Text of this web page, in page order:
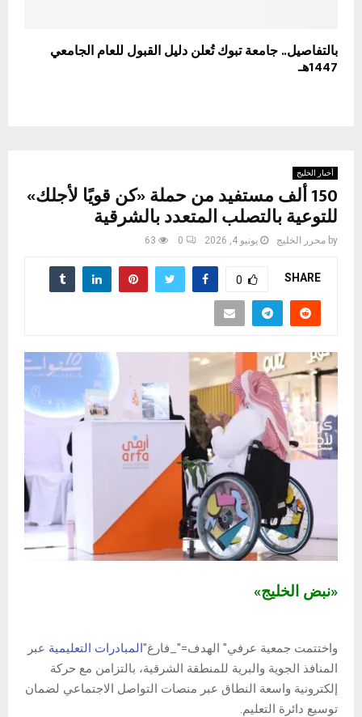
بالتفاصيل.. جامعة تبوك تُعلن دليل القبول للعام الجامعي
1447هـ
أخبار الخليج
150 ألف مستفيد من حملة «كن قويًا لأجلك»
للتوعية بالتصلب المتعدد بالشرقية
by محرر الخليج يونيو 4, 2026 0
63
SHARE
0
«نبض الخليج»
واختتمت جمعية عرفي" الهدف="_فارغ"المبادرات التعليمية عبر
المنافذ الجوية والبرية للمنطقة الشرقية، بالتزامن مع حركة
إلكترونية واسعة النطاق عبر منصات التواصل الاجتماعي لضمان
توسيع دائرة التعليم.